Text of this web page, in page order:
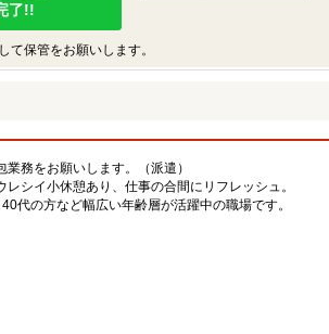
了!!
保管をお願いします。
務をお願いします。（派遣）
シイ小休憩あり、仕事の合間にリフレッシュ。
代の方など幅広い年齢層が活躍中の職場です。